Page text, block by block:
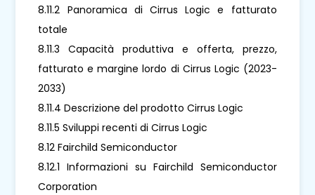
8.11.2 Panoramica di Cirrus Logic e fatturato
totale
8.11.3 Capacità produttiva e offerta, prezzo,
fatturato e margine lordo di Cirrus Logic (2023-
2033)
8.11.4 Descrizione del prodotto Cirrus Logic
8.11.5 Sviluppi recenti di Cirrus Logic
8.12 Fairchild Semiconductor
8.12.1 Informazioni su Fairchild Semiconductor
Corporation